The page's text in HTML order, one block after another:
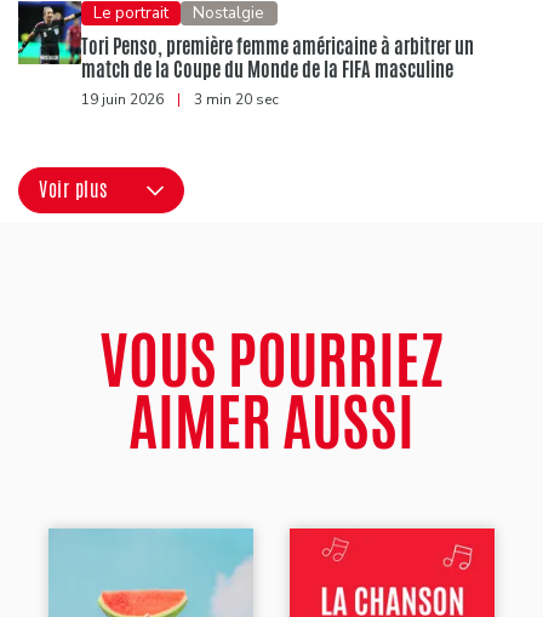
Le portrait Nostalgie
Tori Penso, première femme américaine à arbitrer un
match de la Coupe du Monde de la FIFA masculine
19 juin 2026 | 3 min 20 sec
Voir plus
VOUS POURRIEZ
AIMER AUSSI